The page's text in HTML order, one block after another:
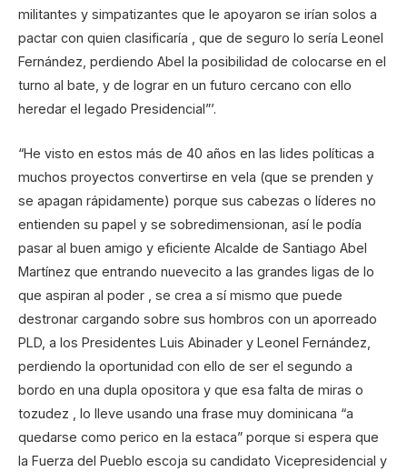
militantes y simpatizantes que le apoyaron se irían solos a
pactar con quien clasificaría , que de seguro lo sería Leonel
Fernández, perdiendo Abel la posibilidad de colocarse en el
turno al bate, y de lograr en un futuro cercano con ello
heredar el legado Presidencial”’.
“He visto en estos más de 40 años en las lides políticas a
muchos proyectos convertirse en vela (que se prenden y
se apagan rápidamente) porque sus cabezas o líderes no
entienden su papel y se sobredimensionan, así le podía
pasar al buen amigo y eficiente Alcalde de Santiago Abel
Martínez que entrando nuevecito a las grandes ligas de lo
que aspiran al poder , se crea a sí mismo que puede
destronar cargando sobre sus hombros con un aporreado
PLD, a los Presidentes Luis Abinader y Leonel Fernández,
perdiendo la oportunidad con ello de ser el segundo a
bordo en una dupla opositora y que esa falta de miras o
tozudez , lo lleve usando una frase muy dominicana “a
quedarse como perico en la estaca” porque si espera que
la Fuerza del Pueblo escoja su candidato Vicepresidencial y